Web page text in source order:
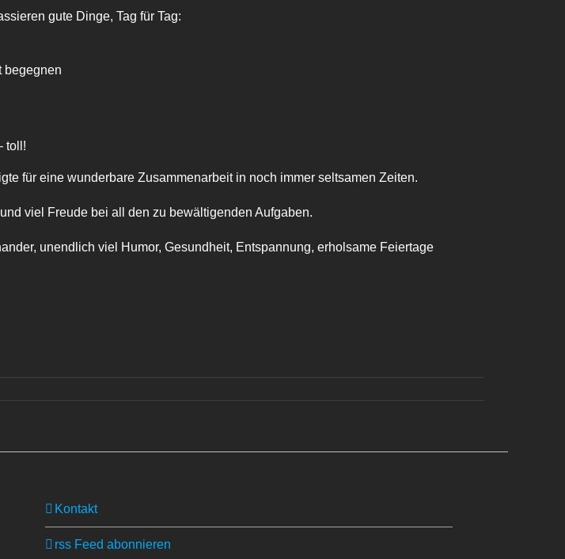
gute Dinge, Tag für Tag:
begegnen
toll!
für eine wunderbare Zusammenarbeit in noch immer seltsamen Zeiten.
viel Freude bei all den zu bewältigenden Aufgaben.
unendlich viel Humor, Gesundheit, Entspannung, erholsame Feiertage
Kontakt
rss Feed abonnieren